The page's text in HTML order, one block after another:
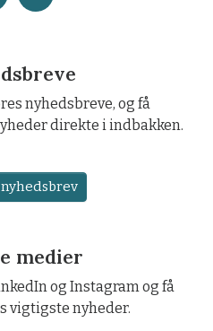
nyhedsbreve, og få
direkte i indbakken.
medier
og Instagram og få
vigtigste nyheder.